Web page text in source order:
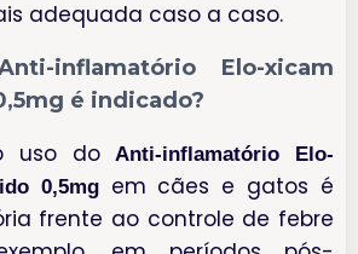
adequada caso a caso.
inflamatório Elo-xicam
é indicado?
uso doAnti-inflamatório Elo-
0,5mgem cães e gatos é
frente ao controle de febre